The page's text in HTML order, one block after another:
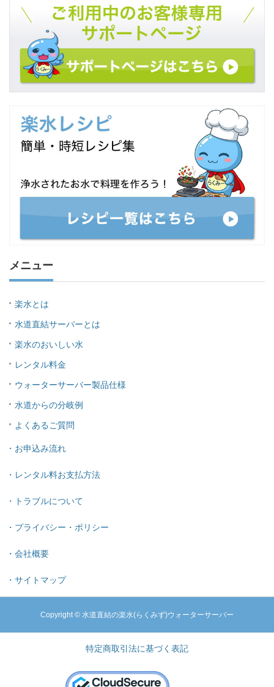
メニュー
楽水とは
水道直結サーバーとは
楽水のおいしい水
レンタル料金
ウォーターサーバー製品仕様
水道からの分岐例
よくあるご質問
・お申込み流れ
・レンタル料お支払方法
・トラブルについて
・プライバシー・ポリシー
・会社概要
・サイトマップ
Copyright © 水道直結の楽水(らくみず)ウォーターサーバー
特定商取引法に基づく表記